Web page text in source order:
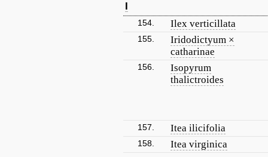
I
154. Ilex verticillata
155.
Iridodictyum ×
catharinae
156.
Isopyrum
thalictroides
157. Itea ilicifolia
158. Itea virginica